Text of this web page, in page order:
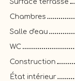
Chambres
Salle d'eau
WC
Construction
État intérieur